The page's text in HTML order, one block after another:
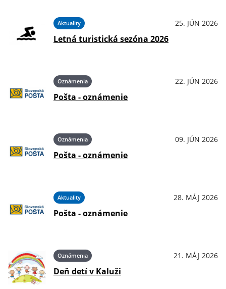
Aktuality 25. JÚN 2026
Letná turistická sezóna 2026
Oznámenia 22. JÚN 2026
Pošta - oznámenie
Oznámenia 09. JÚN 2026
Pošta - oznámenie
Aktuality 28. MÁJ 2026
Pošta - oznámenie
Oznámenia 21. MÁJ 2026
Deň detí v Kaluži